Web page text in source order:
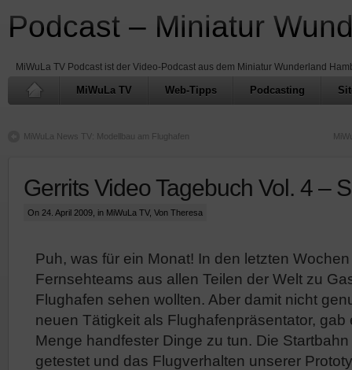
Podcast – Miniatur
MiWuLa TV Podcast ist der Video-Podcast aus dem Miniatur Wunderland
MiWuLa TV Web-Tipps Podcasting
MiWuLa News TV: Modellbau am Flughafen
Gerrits Video Tagebuch Vol. 4 –
On 24. April 2009, in MiWuLa TV, Von Theresa
Puh, was für ein Monat! In den letzten
Fernsehteams aus allen Teilen der Welt zu
Flughafen sehen wollten. Aber damit nicht
neuen Tätigkeit als Flughafenpräsentator,
Menge handfester Dinge zu tun. Die
getestet und das Flugverhalten unserer